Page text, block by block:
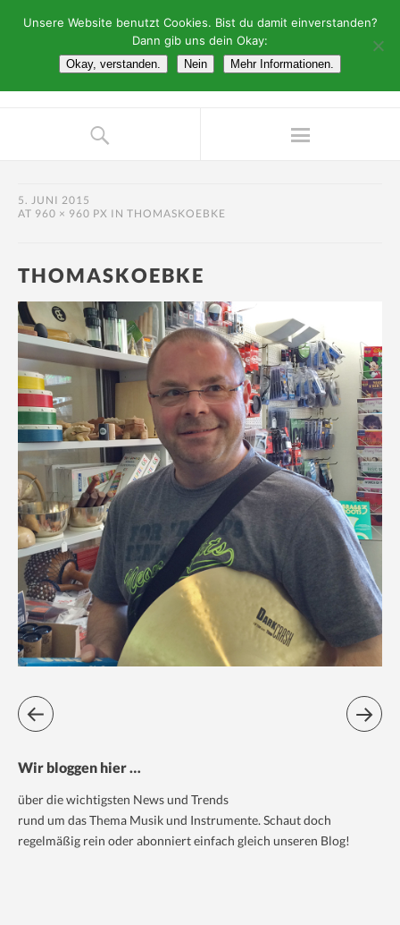
5. JUNI 2015
AT 960 × 960 PX IN THOMASKOEBKE
THOMASKOEBKE
Wir bloggen hier …
über die wichtigsten News und Trends
rund um das Thema Musik und Instrumente. Schaut doch
regelmäßig rein oder abonniert einfach gleich unseren Blog!
Unsere Website benutzt Cookies. Bist du damit einverstanden?
Dann gib uns dein Okay:
Okay, verstanden. Nein Mehr Informationen.